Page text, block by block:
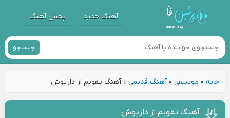
آهنگ جدید پخش آهنگ
جستجو
خانه» موسیقی»آهنگ قدیمی»آهنگ تقویم از داریوش
آهنگ تقویم از داریوش